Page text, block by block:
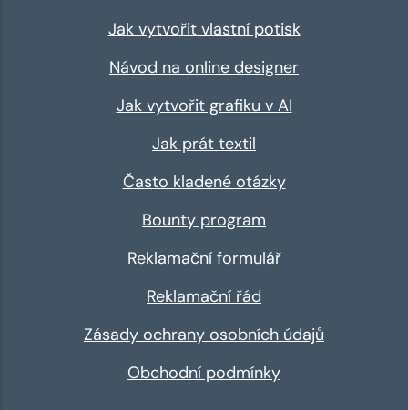
Jak vytvořit vlastní potisk
Návod na online designer
Jak vytvořit grafiku v AI
Jak prát textil
Často kladené otázky
Bounty program
Reklamační formulář
Reklamační řád
Zásady ochrany osobních údajů
Obchodní podmínky